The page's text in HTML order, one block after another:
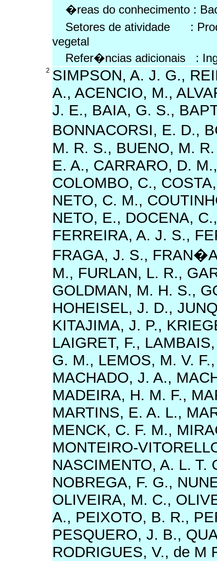
�reas do conhecimento :
Setores de atividade :
vegetal
Refer�ncias adicionais :
2 SIMPSON, A. J. G.,
A., ACENCIO, M.,
J. E., BAIA, G. S.,
BONNACORSI, E. D.,
M. R. S., BUENO, M.
E. A., CARRARO, D.
COLOMBO, C.,
NETO, C. M.,
NETO, E., DOCENA,
FERREIRA, A. J. S.,
FRAGA, J. S.,
M., FURLAN, L. R.,
GOLDMAN, M. H. S.,
HOHEISEL, J. D.,
KITAJIMA, J. P.,
LAIGRET, F.,
G. M., LEMOS, M. V.
MACHADO, J. A.,
MADEIRA, H. M. F.,
MARTINS, E. A. L.,
MENCK, C. F. M.,
MONTEIRO-
NASCIMENTO, A. L. T.
NOBREGA, F. G.,
OLIVEIRA, M. C.,
A., PEIXOTO, B. R.,
PESQUERO, J. B.,
RODRIGUES, V., de M